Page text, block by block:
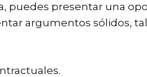
puedes presentar una
argumentos sólidos,